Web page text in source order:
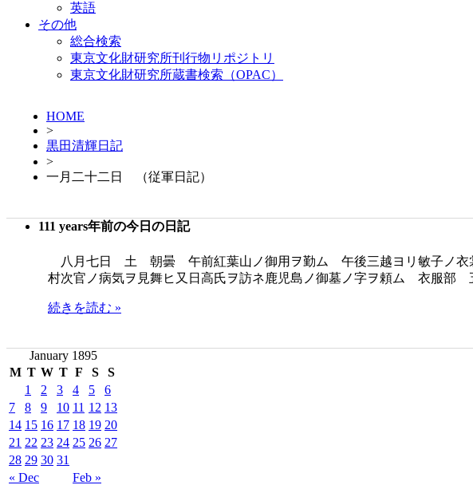
英語
その他
総合検索
東京文化財研究所刊行物リポジトリ
東京文化財研究所蔵書検索（OPAC）
HOME
>
黒田清輝日記
>
一月二十二日 （従軍日記）
111 years年前の今日の日記
八月七日 土 朝曇 午前紅葉山ノ御用ヲ勤ム 午後三越ヨリ敏子ノ衣
村次官ノ病気ヲ見舞ヒ又日高氏ヲ訪ネ鹿児島ノ御墓ノ字ヲ頼ム 衣服
続きを読む »
January 1895
M T W T F S S
« Dec Feb »
1 2 3 4 5
6
7
8 9 10 11 12 13
14 15 16 17 18 19 20
21 22 23 24 25 26 27
28 29 30 31